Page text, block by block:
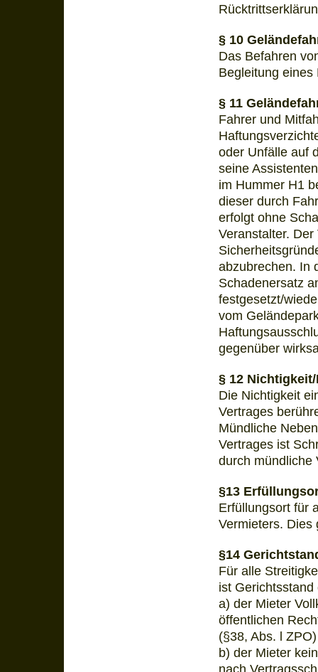
§ 10
Das Befahren
Begleitung
§ 11
Fahrer und
oder Unfälle auf
seine
im Hummer H1
dieser durch
erfolgt ohne
Veranstalter.
abzubrechen. In
Schadenersatz
festgesetzt/
vom
gegenüber
§ 12
Die Nichtigkeit
Vertrages
Mündliche
Vertrages ist
durch mündliche
§13
Erfüllungsort für
Vermieters. Dies
§14
Für alle
ist
a) der Mieter
öffentlichen
(§38, Abs. l
b) der Mieter
nach